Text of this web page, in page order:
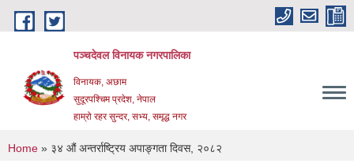
Skip to main content
पञ्चदेवल विनायक नगरपालिका
विनायक, अछाम
सुदूरपश्चिम प्रदेश, नेपाल
हाम्रो रहर सुन्दर, सभ्य, समृद्ध नगर
You are here
Home » ३४ औं अन्तर्राष्ट्रिय अपाङ्गता दिवस, २०८२